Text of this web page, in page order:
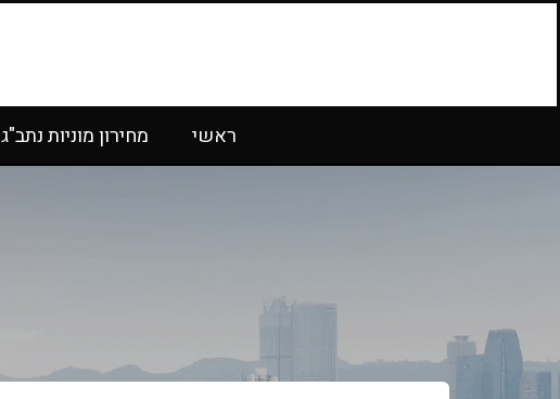
ראשי מחירון מוניות נתב"ג